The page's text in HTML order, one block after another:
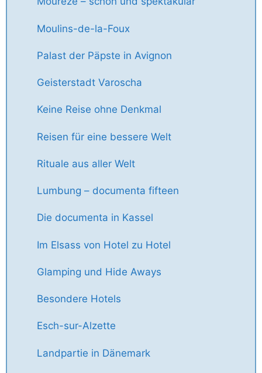
Moulins-de-la-Foux
Palast der Päpste in Avignon
Geisterstadt Varoscha
Keine Reise ohne Denkmal
Reisen für eine bessere Welt
Rituale aus aller Welt
Lumbung – documenta fifteen
Die documenta in Kassel
Im Elsass von Hotel zu Hotel
Glamping und Hide Aways
Besondere Hotels
Esch-sur-Alzette
Landpartie in Dänemark